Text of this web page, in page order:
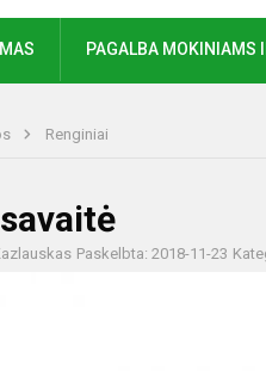
PAGALBA MOKINIAMS
Renginiai
Paskelbta: 2018-11-23